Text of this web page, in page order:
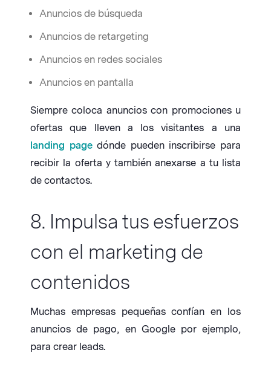
Anuncios de búsqueda
Anuncios de retargeting
Anuncios en redes sociales
Anuncios en pantalla
Siempre coloca anuncios con promociones u
ofertas que lleven a los visitantes a una
landing pagedónde pueden inscribirse para
recibir la oferta y también anexarse a tu lista
de contactos.
8. Impulsa tus esfuerzos
con el marketing de
contenidos
Muchas empresas pequeñas confían en los
anuncios de pago, en Google por ejemplo,
para crear leads.